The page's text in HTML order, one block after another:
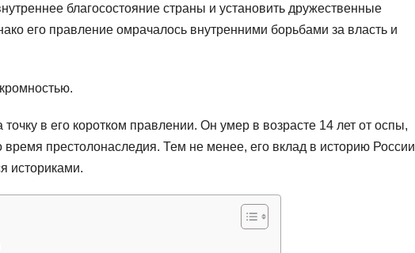
благосостояние страны и установить дружественные
его правление омрачалось внутренними борьбами за власть и
в его коротком правлении. Он умер в возрасте 14 лет от оспы,
престолонаследия. Тем не менее, его вклад в историю России
историками.